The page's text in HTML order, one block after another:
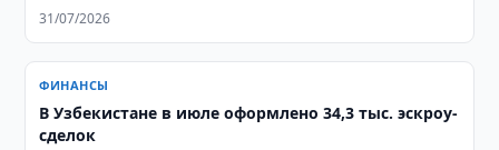
31/07/2026
ФИНАНСЫ
В Узбекистане в июле оформлено 34,3 тыс. эскроу-
сделок